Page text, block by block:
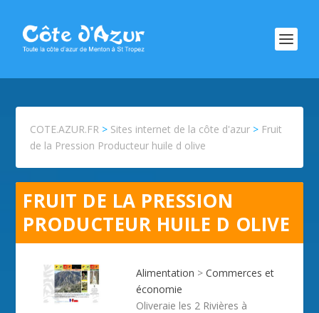
COTE.AZUR.FR > Sites internet de la côte d'azur > Fruit
de la Pression Producteur huile d olive
FRUIT DE LA PRESSION
PRODUCTEUR HUILE D OLIVE
Alimentation >Commerces et
économie
Oliveraie les 2 Rivières à